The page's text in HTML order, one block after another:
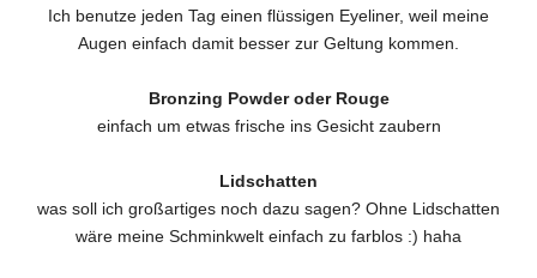
Ich benutze jeden Tag einen flüssigen Eyeliner, weil meine
Augen einfach damit besser zur Geltung kommen.
Bronzing Powder oder Rouge
einfach um etwas frische ins Gesicht zaubern
Lidschatten
was soll ich großartiges noch dazu sagen? Ohne Lidschatten
wäre meine Schminkwelt einfach zu farblos :) haha